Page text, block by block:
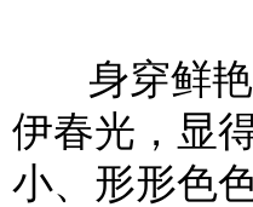
身穿鲜艳
伊春光，显
小、形形色